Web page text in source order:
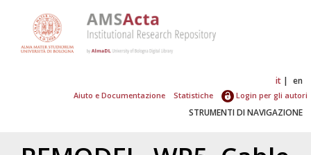
it en
Aiuto e Documentazione Statistiche Login per gli autori
STRUMENTI DI NAVIGAZIONE